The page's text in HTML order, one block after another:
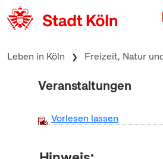
zum Inhalt springen
Leben in Köln Freizeit, Natur
Veranstaltungen
Vorlesen lassen